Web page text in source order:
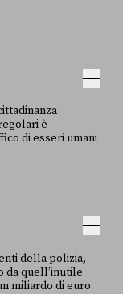
è
di esseri umani
della polizia,
da quell’inutile
miliardo di euro